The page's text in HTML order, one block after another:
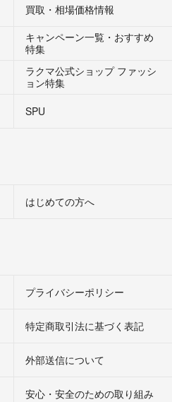
買取・相場価格情報
キャンペーン一覧・おすすめ
特集
ラクマ公式ショップ ファッシ
ョン特集
SPU
はじめての方へ
プライバシーポリシー
特定商取引法に基づく表記
外部送信について
安心・安全のための取り組み